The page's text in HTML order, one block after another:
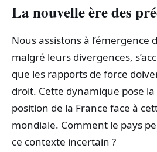
La nouvelle ère des
Nous assistons à l’émergence
malgré leurs divergences,
que les rapports de force
droit. Cette dynamique pose
position de la France face à
mondiale. Comment le pays
ce contexte incertain ?